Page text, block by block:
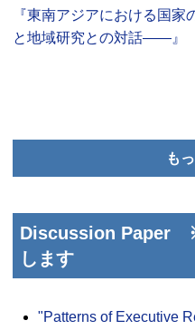
『東南アジアにおける国
と地域研究との対話――』
も
Discussion Paper ※
します
"Patterns of Executive